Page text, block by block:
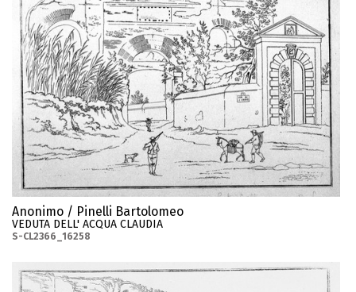
Anonimo / Pinelli Bartolomeo
VEDUTA DELL' ACQUA CLAUDIA
S-CL2366_16258